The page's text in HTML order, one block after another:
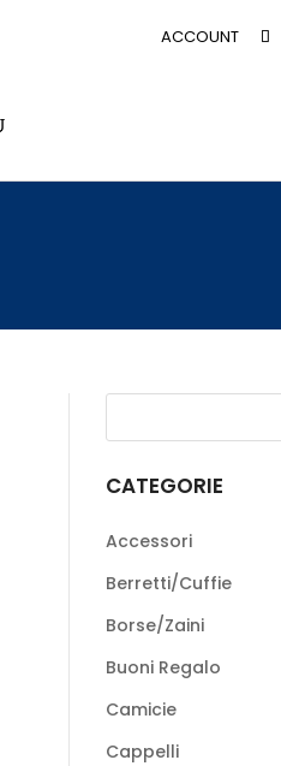
ACCOUNT
CATEGORIE
Accessori
Berretti/Cuffie
Borse/Zaini
Buoni Regalo
Camicie
Cappelli